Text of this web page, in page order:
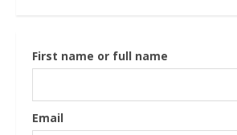
First name or full name
Email